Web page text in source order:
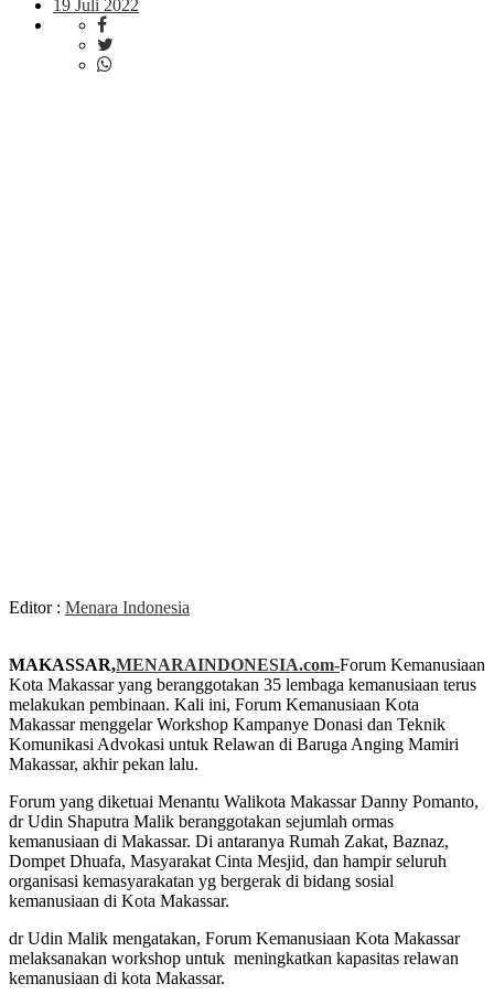
19 Juli 2022
Editor : Menara Indonesia
MAKASSAR,MENARAINDONESIA.com-Forum Kemanusiaan
Kota Makassar yang beranggotakan 35 lembaga kemanusiaan terus
melakukan pembinaan. Kali ini, Forum Kemanusiaan Kota
Makassar menggelar Workshop Kampanye Donasi dan Teknik
Komunikasi Advokasi untuk Relawan di Baruga Anging Mamiri
Makassar, akhir pekan lalu.
Forum yang diketuai Menantu Walikota Makassar Danny Pomanto,
dr Udin Shaputra Malik beranggotakan sejumlah ormas
kemanusiaan di Makassar. Di antaranya Rumah Zakat, Baznaz,
Dompet Dhuafa, Masyarakat Cinta Mesjid, dan hampir seluruh
organisasi kemasyarakatan yg bergerak di bidang sosial
kemanusiaan di Kota Makassar.
dr Udin Malik mengatakan, Forum Kemanusiaan Kota Makassar
melaksanakan workshop untuk meningkatkan kapasitas relawan
kemanusiaan di kota Makassar.